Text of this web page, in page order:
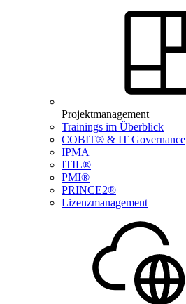
Projektmanagement
Trainings im Überblick
COBIT® & IT Governance
IPMA
ITIL®
PMI®
PRINCE2®
Lizenzmanagement